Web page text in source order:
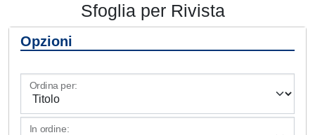
Sfoglia per Rivista
Opzioni
Ordina per:
In ordine: